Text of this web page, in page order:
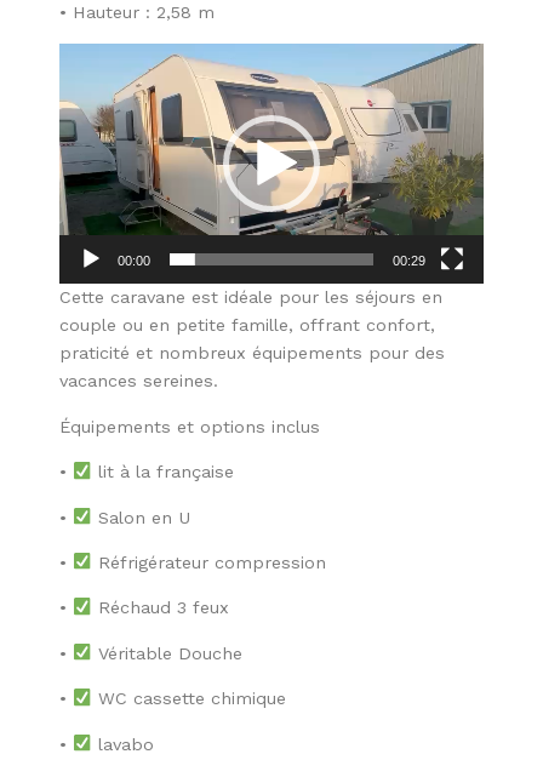
• Hauteur : 2,58 m
00:00 00:29
Cette caravane est idéale pour les séjours en
couple ou en petite famille, offrant confort,
praticité et nombreux équipements pour des
vacances sereines.
Équipements et options inclus
• lit à la française
• Salon en U
• Réfrigérateur compression
• Réchaud 3 feux
• Véritable Douche
• WC cassette chimique
• lavabo